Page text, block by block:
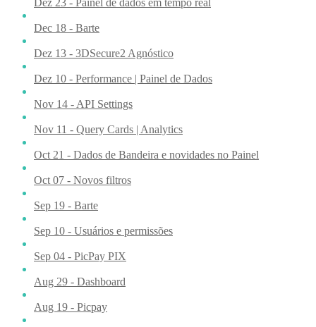
Dec 18 - Barte
Dez 13 - 3DSecure2 Agnóstico
Dez 10 - Performance | Painel de Dados
Nov 14 - API Settings
Nov 11 - Query Cards | Analytics
Oct 21 - Dados de Bandeira e novidades no Painel
Oct 07 - Novos filtros
Sep 19 - Barte
Sep 10 - Usuários e permissões
Sep 04 - PicPay PIX
Aug 29 - Dashboard
Aug 19 - Picpay